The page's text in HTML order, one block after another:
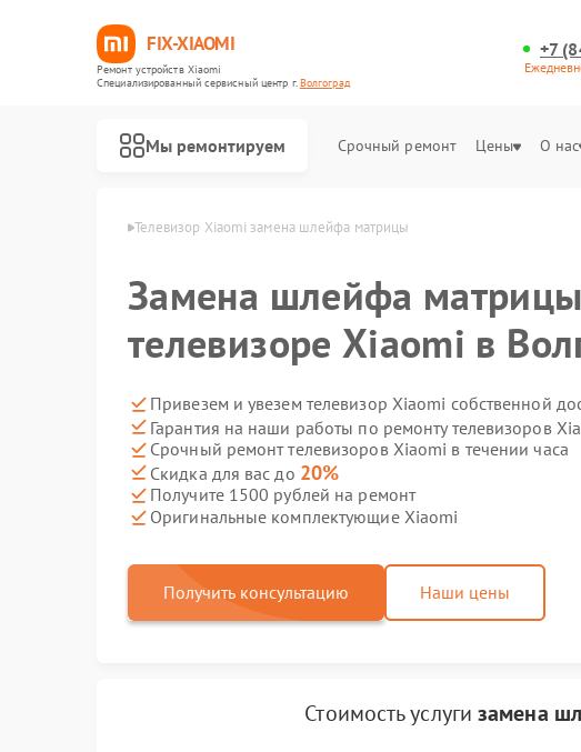
FIX-XIAOMI
Ремонт устройств Xiaomi
Специализированный cервисный центр г.Волгоград
+7
Мы ремонтируем Срочный ремонт Цены О нас
Телевизор Xiaomi замена шлейфа матрицы
Замена шлейфа
телевизоре Xiaomi в
Привезем и увезем телевизор Xiaomi собственной
Гарантия на наши работы по ремонту телевизоров
Срочный ремонт телевизоров Xiaomi в течении часа
Скидка для вас до 20%
Получите 1500 рублей на ремонт
Оригинальные комплектующие Xiaomi
Получить консультацию Наши цены
Стоимость услугизамена